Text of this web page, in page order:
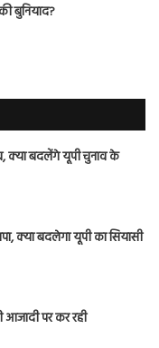
बुनियाद?
क्या बदलेंगे यूपी चुनाव के
क्या बदलेगा यूपी का सियासी
आजादी पर कर रही